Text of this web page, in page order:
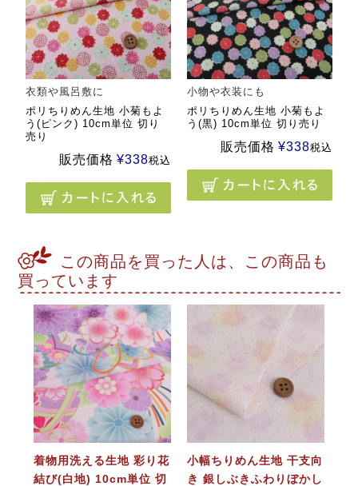
衣類や風呂敷に
ポリちりめん生地 小菊もよ
う(ピンク) 10cm単位 切り
売り
販売価格 ¥338税込
小物や衣装にも
ポリちりめん生地 小菊もよ
う(黒) 10cm単位 切り売り
販売価格 ¥338税込
この商品を買った人は、この商品も
買っています
着物用洗える生地 彩り花
結び(白地) 10cm単位 切
小幅ちりめん生地 干支向
き 銀しぶきふわりぼかし